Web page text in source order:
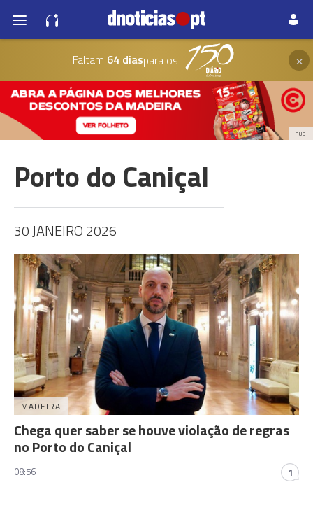
Faltam 64 diaspara os ×
PUB
Porto do Caniçal
30 JANEIRO 2026
MADEIRA
Chega quer saber se houve violação de regras
no Porto do Caniçal
08:56 1